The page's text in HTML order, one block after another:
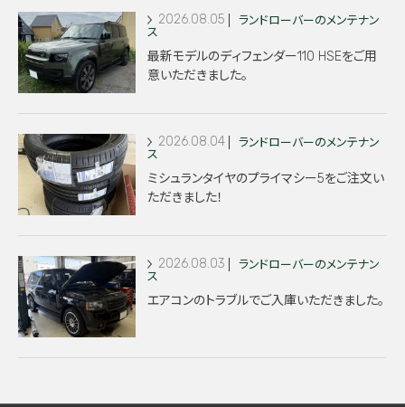
2026.08.05
ランドローバーのメンテナン
ス
最新モデルのディフェンダー110 HSEをご用
意いただきました。
2026.08.04
ランドローバーのメンテナン
ス
ミシュランタイヤのプライマシー5をご注文い
ただきました！
2026.08.03
ランドローバーのメンテナン
ス
エアコンのトラブルでご入庫いただきました。